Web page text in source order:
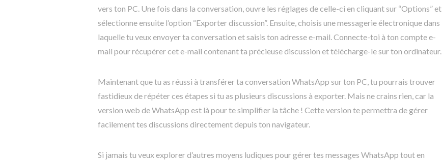
vers ton PC. Une fois dans la conversation, ouvre les réglages de celle-ci en cliquant sur “Options” et
sélectionne ensuite l’option “Exporter discussion”. Ensuite, choisis une messagerie électronique dans
laquelle tu veux envoyer ta conversation et saisis ton adresse e-mail. Connecte-toi à ton compte e-
mail pour récupérer cet e-mail contenant ta précieuse discussion et télécharge-le sur ton ordinateur.
Maintenant que tu as réussi à transférer ta conversation WhatsApp sur ton PC, tu pourrais trouver
fastidieux de répéter ces étapes si tu as plusieurs discussions à exporter. Mais ne crains rien, car la
version web de WhatsApp est là pour te simplifier la tâche ! Cette version te permettra de gérer
facilement tes discussions directement depuis ton navigateur.
Si jamais tu veux explorer d’autres moyens ludiques pour gérer tes messages WhatsApp tout en